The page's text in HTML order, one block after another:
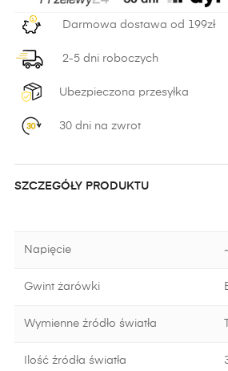
Darmowa dostawa od 199zł
2-5 dni roboczych
Ubezpieczona przesyłka
30 dni na zwrot
SZCZEGÓŁY PRODUKTU
Napięcie
Gwint żarówki
Wymienne źródło światła
Ilość źródła światła